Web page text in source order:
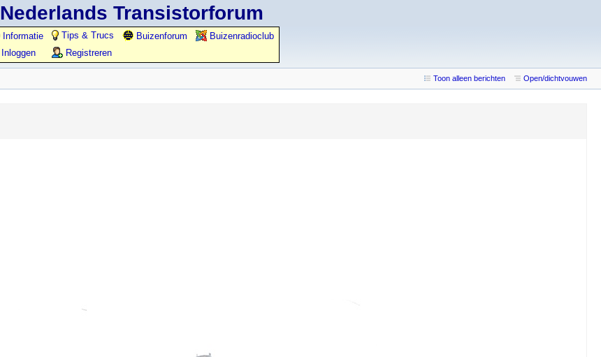
Nederlands Transistorforum
Informatie Tips & Trucs Buizenforum
Buizenradioclub
Inloggen
Registreren
Toon alleen berichten Open/dichtvouwen